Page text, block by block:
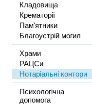
Кладовища
Крематорії
Пам'ятники
Благоустрій могил
Храми
РАЦСи
Нотаріальні контори
Психологічна
допомога